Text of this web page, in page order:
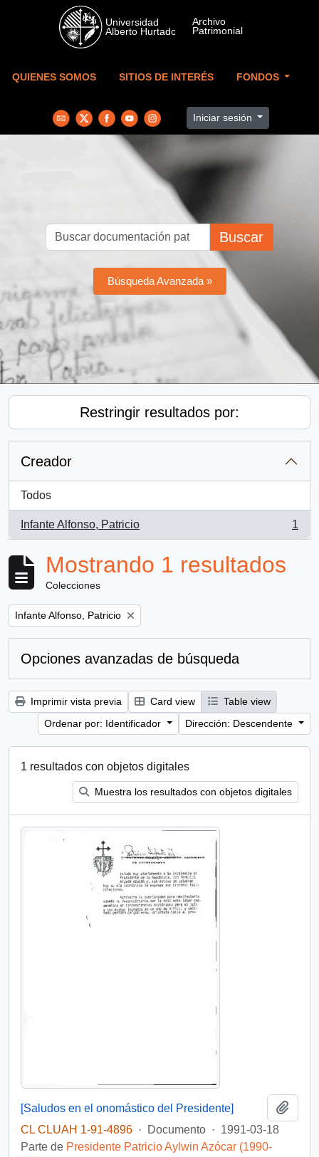
Skip to main content
QUIENES SOMOS SITIOS DE INTERÉS FONDOS
Iniciar sesión
Buscar
Búsqueda Avanzada »
Restringir resultados por:
Creador
Todos
Infante Alfonso, Patricio
, 1 resultados
1
Mostrando 1 resultados
Colecciones
Remove filter:
Infante Alfonso, Patricio
Opciones avanzadas de búsqueda
Imprimir vista previa Card view
Table view
Ordenar por: Identificador
Dirección: Descendente
1 resultados con objetos digitales
Muestra los resultados con objetos digitales
[Saludos en el onomástico del Presidente]
CL CLUAH 1-91-4896 · Documento · 1991-03-18
Parte de Presidente Patricio Aylwin Azócar (1990-